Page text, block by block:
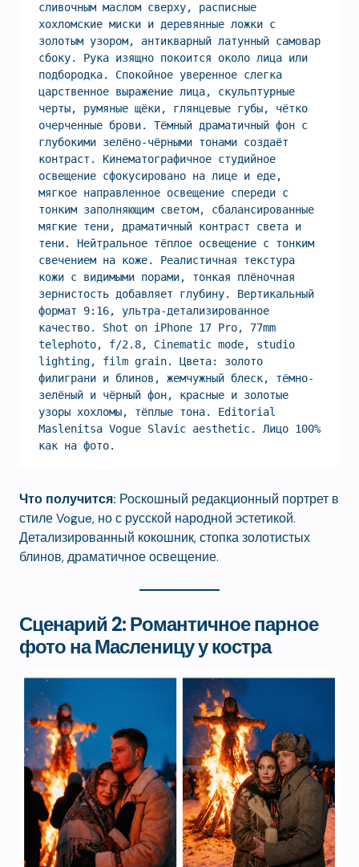
сливочным маслом сверху, расписные
хохломские миски и деревянные ложки с
золотым узором, антикварный латунный самовар
сбоку. Рука изящно покоится около лица или
подбородка. Спокойное уверенное слегка
царственное выражение лица, скульптурные
черты, румяные щёки, глянцевые губы, чётко
очерченные брови. Тёмный драматичный фон с
глубокими зелёно-чёрными тонами создаёт
контраст. Кинематографичное студийное
освещение сфокусировано на лице и еде,
мягкое направленное освещение спереди с
тонким заполняющим светом, сбалансированные
мягкие тени, драматичный контраст света и
тени. Нейтральное тёплое освещение с тонким
свечением на коже. Реалистичная текстура
кожи с видимыми порами, тонкая плёночная
зернистость добавляет глубину. Вертикальный
формат 9:16, ультра-детализированное
качество. Shot on iPhone 17 Pro, 77mm
telephoto, f/2.8, Cinematic mode, studio
lighting, film grain. Цвета: золото
филиграни и блинов, жемчужный блеск, тёмно-
зелёный и чёрный фон, красные и золотые
узоры хохломы, тёплые тона. Editorial
Maslenitsa Vogue Slavic aesthetic. Лицо 100%
как на фото.
Что получится: Роскошный редакционный портрет в
стиле Vogue, но с русской народной эстетикой.
Детализированный кокошник, стопка золотистых
блинов, драматичное освещение.
Сценарий 2: Романтичное парное
фото на Масленицу у костра